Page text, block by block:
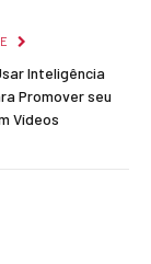
Inteligência
Promover seu
Vídeos